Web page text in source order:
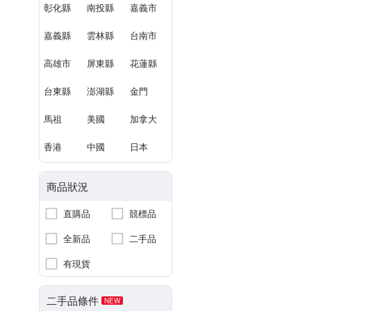
彰化縣 南投縣 嘉義市
嘉義縣 雲林縣 台南市
高雄市 屏東縣 花蓮縣
台東縣 澎湖縣 金門
馬祖 美國 加拿大
香港 中國 日本
商品狀況
直購品
競標品
全新品
二手品
有現貨
二手品條件 NEW